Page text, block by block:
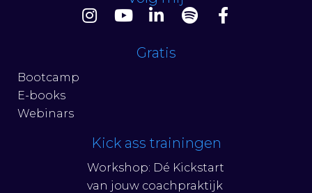
Gratis
Bootcamp
E-books
Webinars
Kick ass trainingen
Workshop: Dé Kickstart
van jouw coachpraktijk